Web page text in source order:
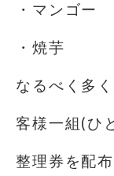
・マンゴー
・焼芋
なるべく多
客様一組(ひ
整理券を配